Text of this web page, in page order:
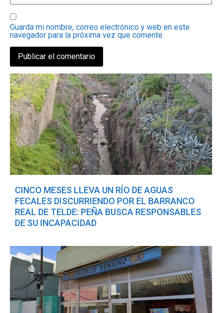
Guarda mi nombre, correo electrónico y web en este
navegador para la próxima vez que comente.
CINCO MESES LLEVA UN RÍO DE AGUAS
FECALES DISCURRIENDO POR EL BARRANCO
REAL DE TELDE: PEÑA BUSCA RESPONSABLES
DE SU INCAPACIDAD